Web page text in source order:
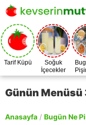
Tarif Küpü
Soğuk
İçecekler
Günün Menüsü
Anasayfa / Bugün Ne